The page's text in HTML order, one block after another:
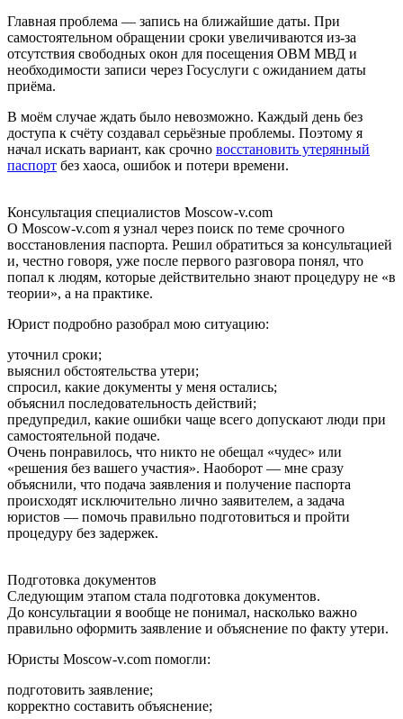
Главная проблема — запись на ближайшие даты. При
самостоятельном обращении сроки увеличиваются из-за
отсутствия свободных окон для посещения ОВМ МВД и
необходимости записи через Госуслуги с ожиданием даты
приёма.
В моём случае ждать было невозможно. Каждый день без
доступа к счёту создавал серьёзные проблемы. Поэтому я
начал искать вариант, как срочно восстановить утерянный
паспорт без хаоса, ошибок и потери времени.
Консультация специалистов Moscow-v.com
О Moscow-v.com я узнал через поиск по теме срочного
восстановления паспорта. Решил обратиться за консультацией
и, честно говоря, уже после первого разговора понял, что
попал к людям, которые действительно знают процедуру не «в
теории», а на практике.
Юрист подробно разобрал мою ситуацию:
уточнил сроки;
выяснил обстоятельства утери;
спросил, какие документы у меня остались;
объяснил последовательность действий;
предупредил, какие ошибки чаще всего допускают люди при
самостоятельной подаче.
Очень понравилось, что никто не обещал «чудес» или
«решения без вашего участия». Наоборот — мне сразу
объяснили, что подача заявления и получение паспорта
происходят исключительно лично заявителем, а задача
юристов — помочь правильно подготовиться и пройти
процедуру без задержек.
Подготовка документов
Следующим этапом стала подготовка документов.
До консультации я вообще не понимал, насколько важно
правильно оформить заявление и объяснение по факту утери.
Юристы Moscow-v.com помогли:
подготовить заявление;
корректно составить объяснение;